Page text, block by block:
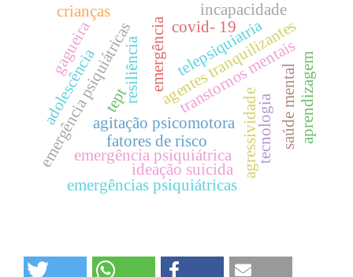
agitação psicomotora agressividade
agentes tranquilizantes
emergênciatranstornos mentais
emergência psiquiátricas
emergência psiquiátrica
emergências psiquiátricas
resiliência
adolescência saúde mental
telepsiquiatria
covid- 19
gagueira
tecnologia aprendizagem
fatores de risco
ideação suicida
incapacidade
tept
crianças